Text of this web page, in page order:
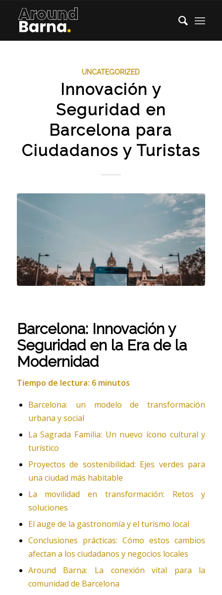
UNCATEGORIZED
Innovación y
Seguridad en
Barcelona para
Ciudadanos y Turistas
Barcelona: Innovación y
Seguridad en la Era de la
Modernidad
Tiempo de lectura: 6 minutos
Barcelona: un modelo de transformación
urbana y social
La Sagrada Familia: Un nuevo ícono cultural y
turístico
Proyectos de sostenibilidad: Ejes verdes para
una ciudad más habitable
La movilidad en transformación: Retos y
soluciones
El auge de la gastronomía y el turismo local
Conclusiones prácticas: Cómo estos cambios
afectan a los ciudadanos y negocios locales
Around Barna: La conexión vital para la
comunidad de Barcelona